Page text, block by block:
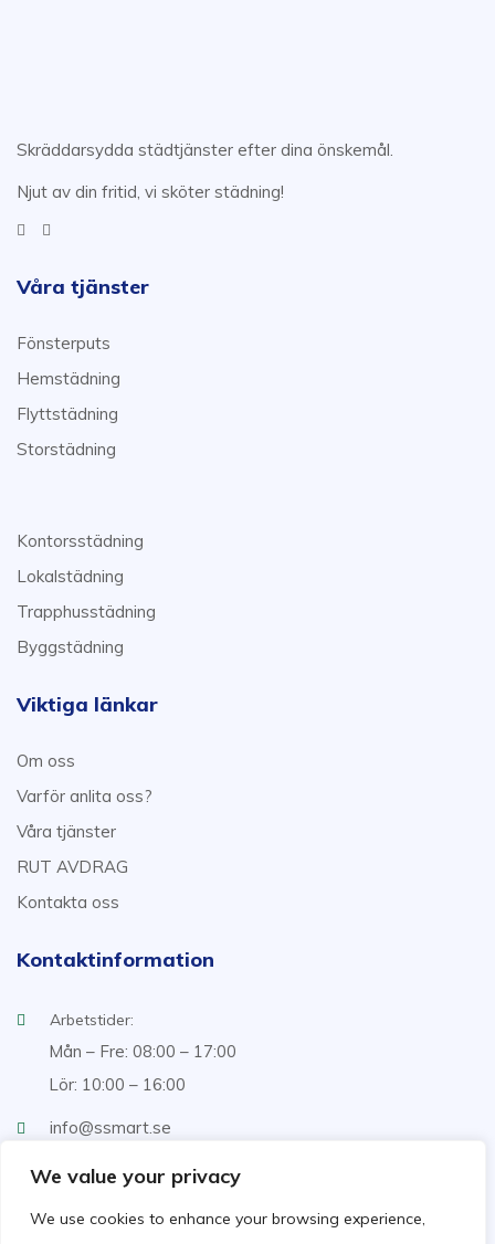
We value your privacy
We use cookies to enhance your browsing experience,
Skräddarsydda städtjänster efter dina önskemål.
Njut av din fritid, vi sköter städning!
Våra tjänster
Fönsterputs
Hemstädning
Flyttstädning
Storstädning
Kontorsstädning
Lokalstädning
Trapphusstädning
Byggstädning
Viktiga länkar
Om oss
Varför anlita oss?
Våra tjänster
RUT AVDRAG
Kontakta oss
Kontaktinformation
Arbetstider:
Mån – Fre: 08:00 – 17:00
Lör: 10:00 – 16:00
info@ssmart.se
+46707322222